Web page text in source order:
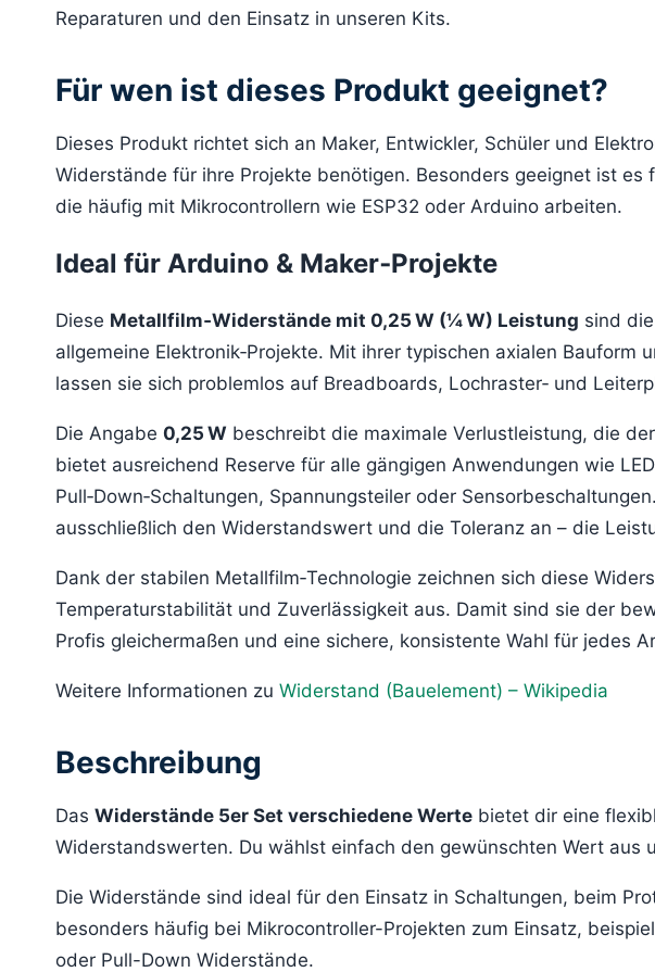
Reparaturen und den Einsatz in unseren Kits.
Für wen ist dieses Produkt geeignet?
Dieses Produkt richtet sich an Maker, Entwickler, Schüler und
Widerstände für ihre Projekte benötigen. Besonders geeignet ist es
die häufig mit Mikrocontrollern wie ESP32 oder Arduino arbeiten.
Ideal für Arduino & Maker‑Projekte
Diese Metallfilm‑Widerstände mit 0,25 W (¼ W) Leistung sind
allgemeine Elektronik‑Projekte. Mit ihrer typischen axialen Bauform
lassen sie sich problemlos auf Breadboards, Lochraster‑ und
Die Angabe 0,25 W beschreibt die maximale Verlustleistung, die
bietet ausreichend Reserve für alle gängigen Anwendungen wie
Pull‑Down‑Schaltungen, Spannungsteiler oder
ausschließlich den Widerstandswert und die Toleranz an – die
Dank der stabilen Metallfilm‑Technologie zeichnen sich diese
Temperaturstabilität und Zuverlässigkeit aus. Damit sind sie der
Profis gleichermaßen und eine sichere, konsistente Wahl für jedes
Weitere Informationen zu Widerstand (Bauelement) – Wikipedia
Beschreibung
Das Widerstände 5er Set verschiedene Werte bietet dir eine
Widerstandswerten. Du wählst einfach den gewünschten Wert aus
Die Widerstände sind ideal für den Einsatz in Schaltungen, beim
besonders häufig bei Mikrocontroller-Projekten zum Einsatz,
oder Pull-Down Widerstände.